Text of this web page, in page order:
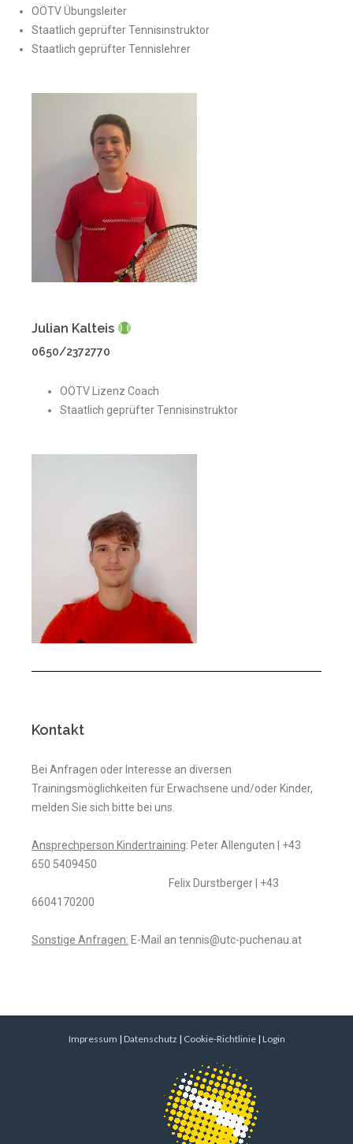
OÖTV Übungsleiter
Staatlich geprüfter Tennisinstruktor
Staatlich geprüfter Tennislehrer
Julian Kalteis
0650/2372770
OÖTV Lizenz Coach
Staatlich geprüfter Tennisinstruktor
Kontakt
Bei Anfragen oder Interesse an diversen
Trainingsmöglichkeiten für Erwachsene und/oder Kinder,
melden Sie sich bitte bei uns.
Ansprechperson Kindertraining: Peter Allenguten | +43
650 5409450
Felix Durstberger | +43
6604170200
Sonstige Anfragen: E-Mail an tennis@utc-puchenau.at
Impressum | Datenschutz | Cookie-Richtlinie| Login